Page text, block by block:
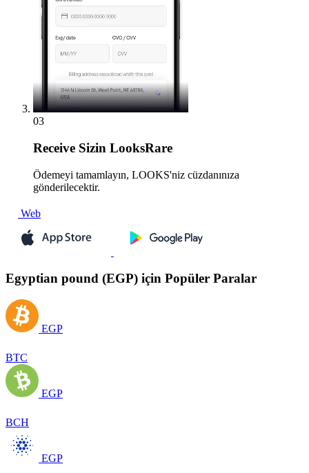
03
Receive Sizin LooksRare
Ödemeyi tamamlayın, LOOKS'niz cüzdanınıza
gönderilecektir.
Web
Egyptian pound (EGP) için Popüler Paralar
EGP
BTC
EGP
BCH
EGP